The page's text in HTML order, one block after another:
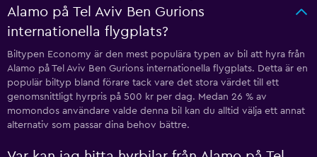
Alamo på Tel Aviv Ben Gurions
internationella flygplats?
Biltypen Economy är den mest populära typen av bil att hyra från
Alamo på Tel Aviv Ben Gurions internationella flygplats. Detta är en
populär biltyp bland förare tack vare det stora värdet till ett
genomsnittligt hyrpris på 500 kr per dag. Medan 26 % av
momondos användare valde denna bil kan du alltid välja ett annat
alternativ som passar dina behov bättre.